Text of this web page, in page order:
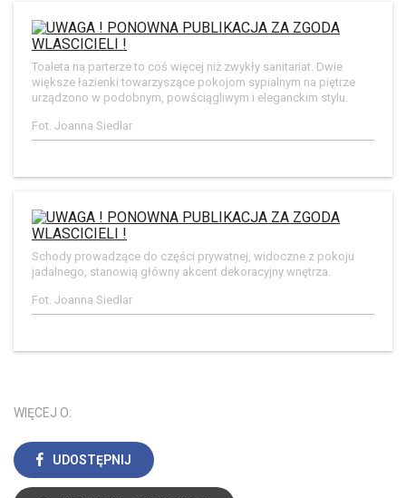
Toaleta na parterze to coś więcej niż zwykły sanitariat. Dwie
większe łazienki towarzyszące pokojom sypialnym na piętrze
urządzono w podobnym, powściągliwym i eleganckim stylu.
Fot. Joanna Siedlar
Schody prowadzące do części prywatnej, widoczne z pokoju
jadalnego, stanowią główny akcent dekoracyjny wnętrza.
Fot. Joanna Siedlar
WIĘCEJ O:
UDOSTĘPNIJ